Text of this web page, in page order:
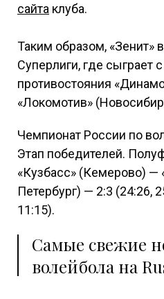
сайта клуба.
Таким образом, «Зенит»
Суперлиги, где сыграет
противостояния
«Локомотив»
Чемпионат России по
Этап победителей.
«Кузбасс» (Кемерово) —
Петербург) — 2:3 (24:26,
11:15).
Самые свежие
волейбола на